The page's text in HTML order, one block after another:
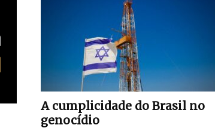
A cumplicidade do Brasil no
genocídio